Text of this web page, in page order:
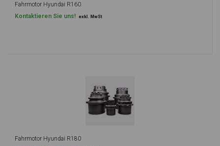
Fahrmotor Hyundai R160
Kontaktieren Sie uns! exkl. MwSt
Fahrmotor Hyundai R180